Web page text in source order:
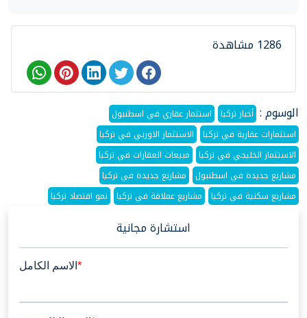
1286 مشاهدة
الوسوم : أخبار تركيا
استثمار عقاري في اسطنبول
استثمارات عقارية في تركيا
الاستثمار الاوربي في تركيا
الاستثمار الخليجي في تركيا
مبيعات العقارات في تركيا
مشاريع جديدة في اسطنبول
مشاريع جديدة في تركيا
مشاريع سكنية في تركيا
مشاريع عملاقة في تركيا نمو اقتصاد تركيا
استشارة مجانية